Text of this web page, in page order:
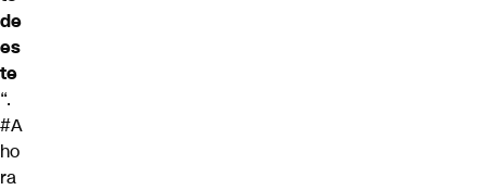
de
es
te
“.
#A
ho
ra